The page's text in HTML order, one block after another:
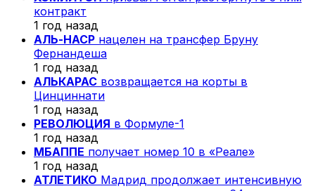
контракт
1 год назад
АЛЬ-НАСР нацелен на трансфер Бруну
Фернандеша
1 год назад
АЛЬКАРАС возвращается на корты в
Цинциннати
1 год назад
РЕВОЛЮЦИЯ в Формуле-1
1 год назад
МБАППЕ получает номер 10 в «Реале»
1 год назад
АТЛЕТИКО Мадрид продолжает интенсивную